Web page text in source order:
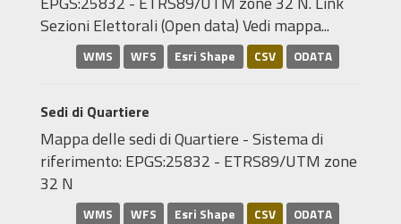
Sezioni Elettorali (Open data) Vedi mappa...
WMS WFS Esri Shape CSV ODATA
Sedi di Quartiere
Mappa delle sedi di Quartiere - Sistema di
riferimento: EPGS:25832 - ETRS89/UTM zone
32 N
WMS WFS Esri Shape CSV ODATA